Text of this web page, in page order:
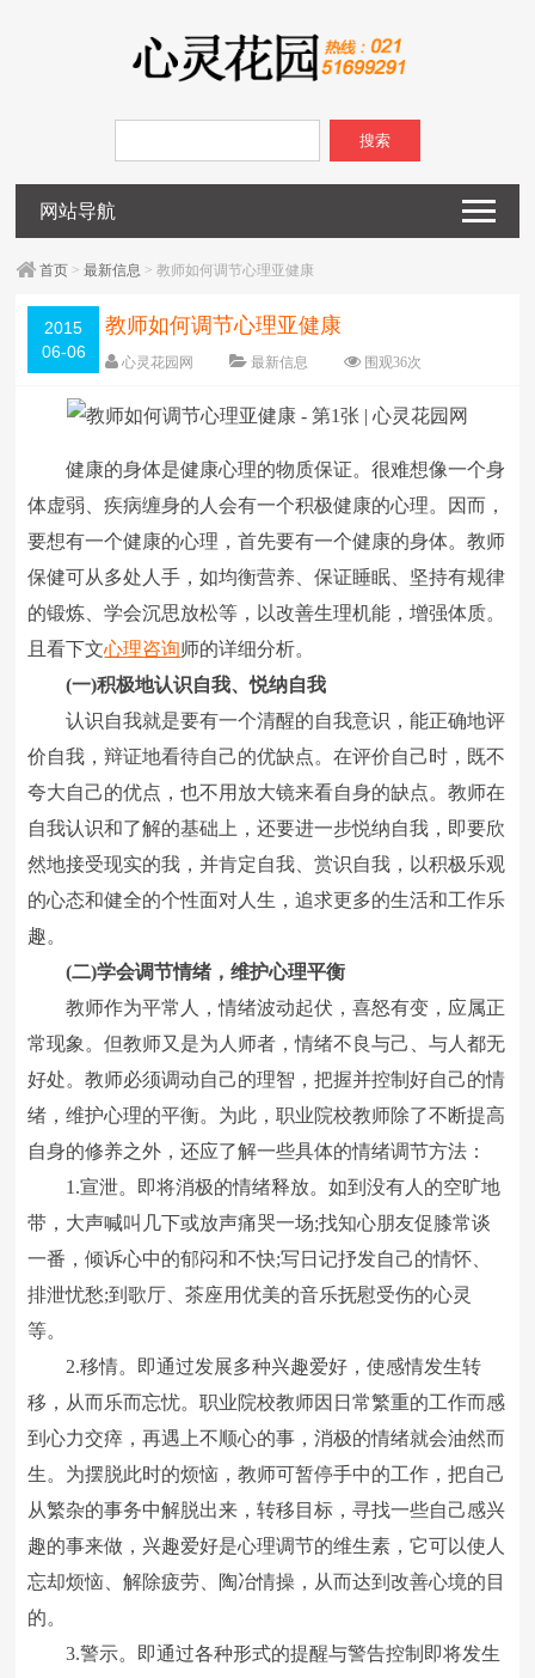
搜索
网站导航
首页 >最新信息 > 教师如何调节心理亚健康
2015
06-06
教师如何调节心理亚健康
心灵花园网 最新信息 围观36次
字体：大 中 小
健康的身体是健康心理的物质保证。很难想像一个身
体虚弱、疾病缠身的人会有一个积极健康的心理。因而，
要想有一个健康的心理，首先要有一个健康的身体。教师
保健可从多处人手，如均衡营养、保证睡眠、坚持有规律
的锻炼、学会沉思放松等，以改善生理机能，增强体质。
且看下文心理咨询师的详细分析。
(一)积极地认识自我、悦纳自我
认识自我就是要有一个清醒的自我意识，能正确地评
价自我，辩证地看待自己的优缺点。在评价自己时，既不
夸大自己的优点，也不用放大镜来看自身的缺点。教师在
自我认识和了解的基础上，还要进一步悦纳自我，即要欣
然地接受现实的我，并肯定自我、赏识自我，以积极乐观
的心态和健全的个性面对人生，追求更多的生活和工作乐
趣。
(二)学会调节情绪，维护心理平衡
教师作为平常人，情绪波动起伏，喜怒有变，应属正
常现象。但教师又是为人师者，情绪不良与己、与人都无
好处。教师必须调动自己的理智，把握并控制好自己的情
绪，维护心理的平衡。为此，职业院校教师除了不断提高
自身的修养之外，还应了解一些具体的情绪调节方法：
1.宣泄。即将消极的情绪释放。如到没有人的空旷地
带，大声喊叫几下或放声痛哭一场;找知心朋友促膝常谈
一番，倾诉心中的郁闷和不快;写日记抒发自己的情怀、
排泄忧愁;到歌厅、茶座用优美的音乐抚慰受伤的心灵
等。
2.移情。即通过发展多种兴趣爱好，使感情发生转
移，从而乐而忘忧。职业院校教师因日常繁重的工作而感
到心力交瘁，再遇上不顺心的事，消极的情绪就会油然而
生。为摆脱此时的烦恼，教师可暂停手中的工作，把自己
从繁杂的事务中解脱出来，转移目标，寻找一些自己感兴
趣的事来做，兴趣爱好是心理调节的维生素，它可以使人
忘却烦恼、解除疲劳、陶冶情操，从而达到改善心境的目
的。
3.警示。即通过各种形式的提醒与警告控制即将发生